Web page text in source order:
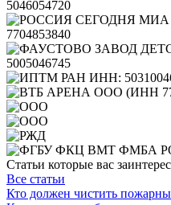
Статьи которые вас
Все статьи
Кто должен чистить